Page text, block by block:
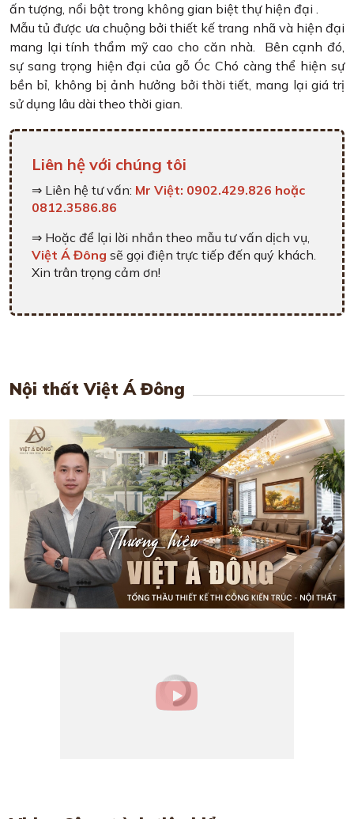
ấn tượng, nổi bật trong không gian biệt thự hiện đại .
Mẫu tủ được ưa chuộng bởi thiết kế trang nhã và hiện đại
mang lại tính thẩm mỹ cao cho căn nhà. Bên cạnh đó,
sự sang trọng hiện đại của gỗ Óc Chó càng thể hiện sự
bền bỉ, không bị ảnh hưởng bởi thời tiết, mang lại giá trị
sử dụng lâu dài theo thời gian.
Liên hệ với chúng tôi
⇒ Liên hệ tư vấn: Mr Việt: 0902.429.826 hoặc
0812.3586.86
⇒ Hoặc để lại lời nhắn theo mẫu tư vấn dịch vụ,
Việt Á Đông sẽ gọi điện trực tiếp đến quý khách.
Xin trân trọng cảm ơn!
Nội thất Việt Á Đông